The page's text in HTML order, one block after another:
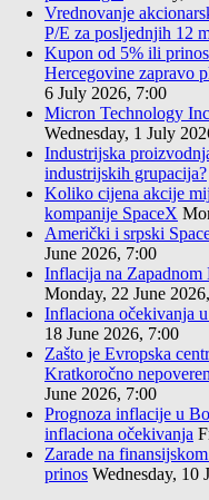
Vrednovanje
P/E za posljednjih 12
Kupon od 5% ili
Hercegovine zapravo
6 July 2026, 7:00
Micron Technology
Wednesday, 1 July
Industrijska
industrijskih grupacija?
Koliko cijena akcije
kompanije SpaceX
Američki i srpski
June 2026, 7:00
Inflacija na Zapadnom
Monday, 22 June
Inflaciona očekivanja
18 June 2026, 7:00
Zašto je Evropska
Kratkoročno
June 2026, 7:00
Prognoza inflacije u
inflaciona očekivanja
Zarade na
prinos Wednesday, 10